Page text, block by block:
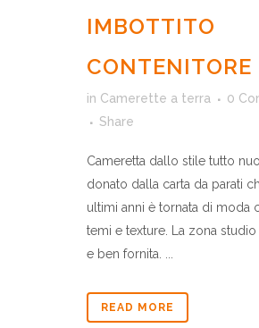
IMBOTTITO
CONTENITORE
in Camerette a terra
0
Share
Cameretta dallo stile tutto
donato dalla carta da parati
ultimi anni è tornata di moda
temi e texture. La zona studio
e ben fornita. ...
READ MORE